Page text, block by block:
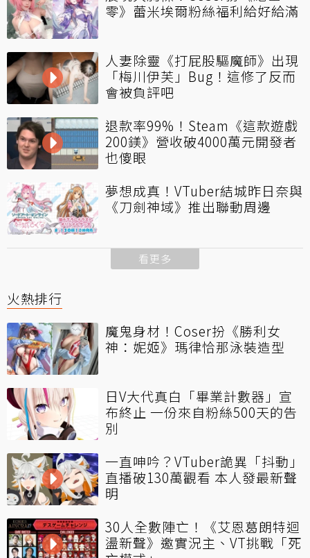
零》蕾米埃爾粉絲福利給好給滿
人妻除靈《打屁股驅魔師》出現
「梅川伊芙」Bug！這修了反而
會被負評吧
退款率99%！Steam《這款遊戲
200鎂》營收破4000萬元開發者
也傻眼
夢想成真！VTuber結城昨日奈與
《刀劍神域》推出聯動周邊
看更多
火熱排行
魔鬼身材！Coser扮《勝利女
神：妮姬》瑪律恰那泳裝造型
日V大代真白「畢業計數器」宣
布終止 一份來自粉絲500天的告
別
一直呻吟？VTuber詭異「抖動」
直播破130萬觀看 本人發最新聲
明
30人全數陣亡！《艾恩葛朗特迴
盪新聲》邀實況主、VT挑戰「死